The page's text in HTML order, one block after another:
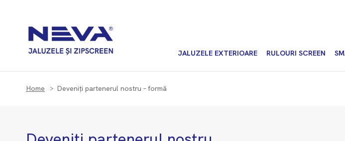
JALUZELE EXTERIOARE RULOURI SCREEN
Home Deveniți partenerul nostru – formă